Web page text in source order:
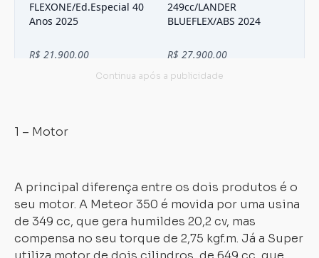
1 – Motor
A principal diferença entre os dois produtos é o
seu motor. A Meteor 350 é movida por uma usina
de 349 cc, que gera humildes 20,2 cv, mas
compensa no seu torque de 2,75 kgf.m. Já a Super